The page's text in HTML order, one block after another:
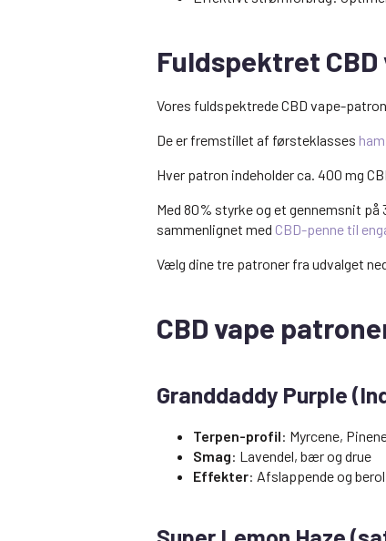
Fuldspektret
Vores fuldspektrede CBD vape-
De er fremstillet af førsteklasses
Hver patron indeholder ca. 400 mg
Med 80% styrke og et gennemsnit
sammenlignet med CBD-penne til
Vælg dine tre patroner fra udvalget
CBD vape
Granddaddy Purple
Terpen-profil: Myrcene,
Smag: Lavendel, bær og drue
Effekter: Afslappende og